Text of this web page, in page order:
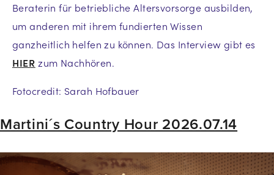
Beraterin für betriebliche Altersvorsorge ausbilden,
um anderen mit ihrem fundierten Wissen
ganzheitlich helfen zu können. Das Interview gibt es
HIER zum Nachhören.
Fotocredit: Sarah Hofbauer
Martini´s Country Hour 2026.07.14